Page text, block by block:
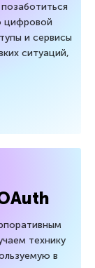
цифровой
и сервисы
ситуаций,
технику
в